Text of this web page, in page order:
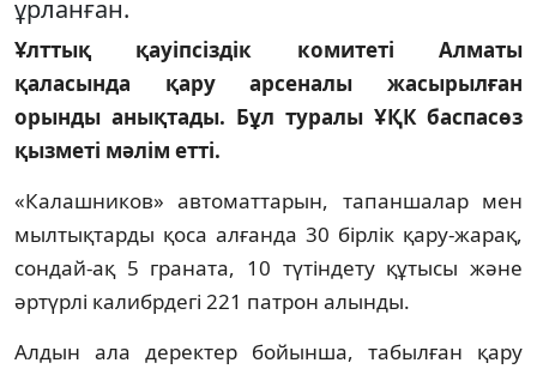
ұрланған.
Ұлттық қауіпсіздік комитеті Алматы
қаласында қару арсеналы жасырылған
орынды анықтады. Бұл туралы ҰҚК баспасөз
қызметі мәлім етті.
«Калашников» автоматтарын, тапаншалар мен
мылтықтарды қоса алғанда 30 бірлік қару-жарақ,
сондай-ақ 5 граната, 10 түтіндету құтысы және
әртүрлі калибрдегі 221 патрон алынды.
Алдын ала деректер бойынша, табылған қару